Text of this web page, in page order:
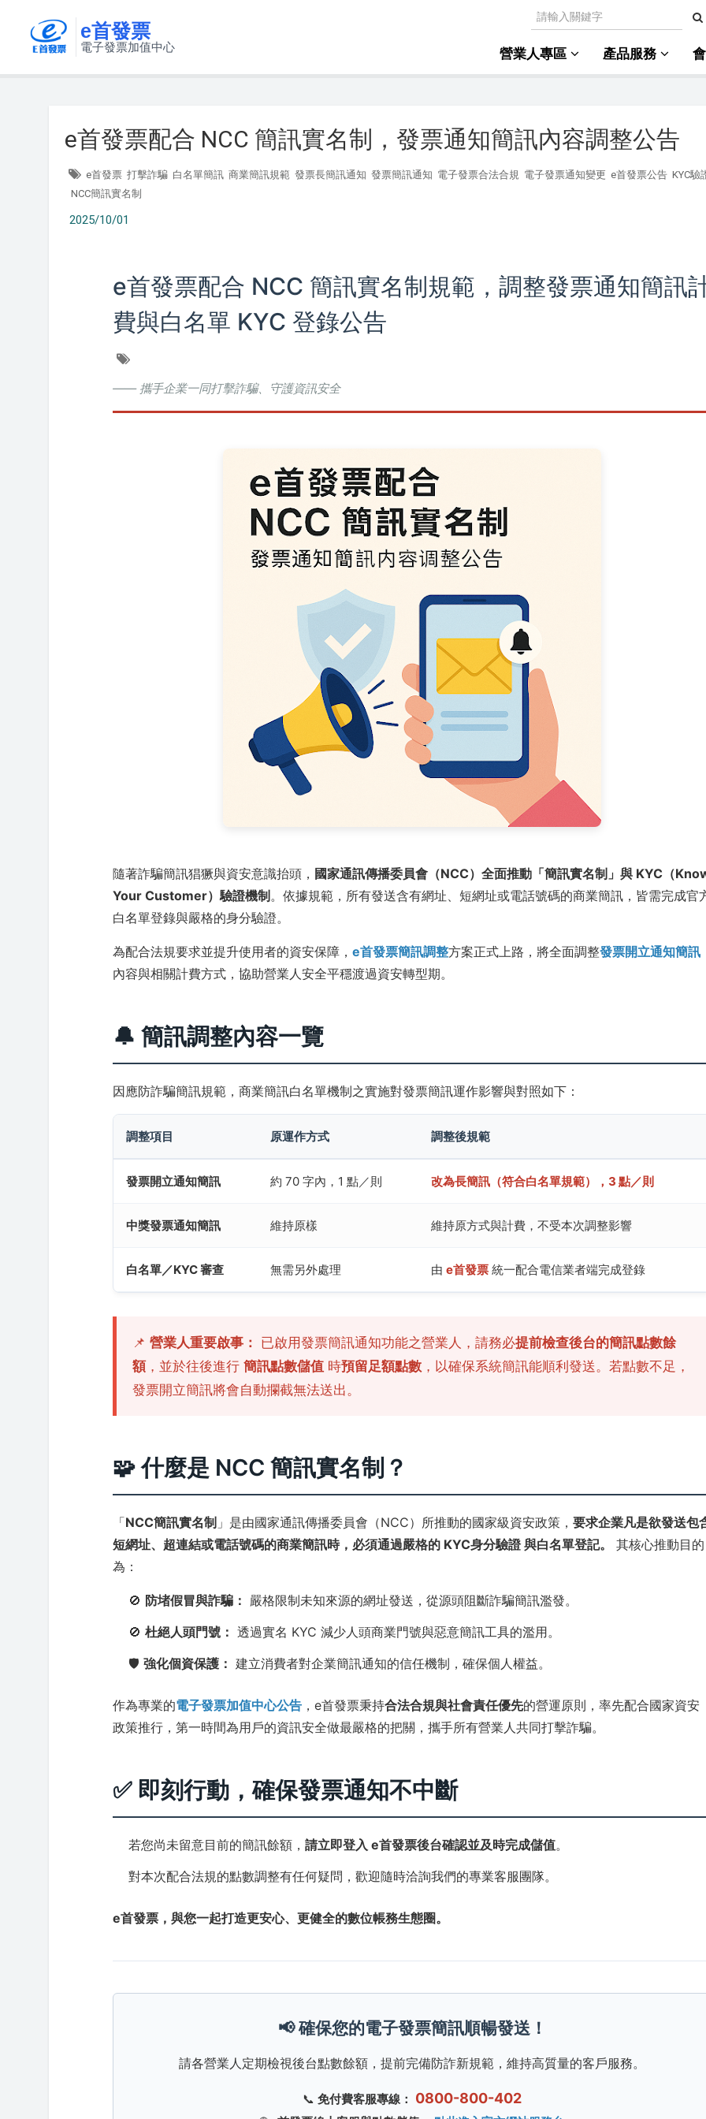
e首發票
電子發票加值中心 營業人專區 產品服務
e首發票配合 NCC 簡訊實名制，發票通知簡訊內容調整公告
e首發票 打擊詐騙 白名單簡訊 商業簡訊規範 發票長簡訊通知 發票簡訊通知 電子發票合法合規 電子發票通知變更 e首發票公告 KYC驗
NCC簡訊實名制
2025/10/01
e首發票配合 NCC 簡訊實名制規範，調整發票通知簡訊
費與白名單 KYC 登錄公告
—— 攜手企業一同打擊詐騙、守護資訊安全
隨著詐騙簡訊猖獗與資安意識抬頭， 國家通訊傳播委員會（NCC）全面推動「簡訊實名制」與 KYC（
Your Customer）驗證機制 。依據規範，所有發送含有網址、短網址或電話號碼的商業簡訊，皆需完成官
白名單登錄與嚴格的身分驗證。
為配合法規要求並提升使用者的資安保障，e首發票簡訊調整方案正式上路，將全面調整發票開立通知簡訊
內容與相關計費方式，協助營業人安全平穩渡過資安轉型期。
🔔 簡訊調整內容一覽
因應防詐騙簡訊規範，商業簡訊白名單機制之實施對發票簡訊運作影響與對照如下：
調整項目 原運作方式 調整後規範
發票開立通知簡訊 約 70 字內，1 點／則 改為長簡訊（符合白名單規範），3 點／則
中獎發票通知簡訊 維持原樣 維持原方式與計費，不受本次調整影響
白名單／KYC 審查 無需另外處理 由e首發票 統一配合電信業者端完成登錄
📌營業人重要啟事： 已啟用發票簡訊通知功能之營業人，請務必提前檢查後台的簡訊點數餘
額，並於往後進行簡訊點數儲值 時預留足額點數 ，以確保系統簡訊能順利發送。若點數不足，
發票開立簡訊將會自動攔截無法送出。
🧩 什麼是 NCC 簡訊實名制？
「NCC簡訊實名制 」是由國家通訊傳播委員會（NCC）所推動的國家級資安政策，要求企業凡是欲發送包
短網址、超連結或電話號碼的商業簡訊時，必須通過嚴格的 KYC身分驗證 與白名單登記。
其核心推動目的
為：
🚫 防堵假冒與詐騙： 嚴格限制未知來源的網址發送，從源頭阻斷詐騙簡訊濫發。
🚫杜絕人頭門號： 透過實名 KYC 減少人頭商業門號與惡意簡訊工具的濫用。
🛡️強化個資保護： 建立消費者對企業簡訊通知的信任機制，確保個人權益。
作為專業的電子發票加值中心公告 ，e首發票秉持合法合規與社會責任優先的營運原則，率先配合國家資安
政策推行，第一時間為用戶的資訊安全做最嚴格的把關，攜手所有營業人共同打擊詐騙。
✅ 即刻行動，確保發票通知不中斷
若您尚未留意目前的簡訊餘額，請立即登入 e首發票後台確認並及時完成儲值。
對本次配合法規的點數調整有任何疑問，歡迎隨時洽詢我們的專業客服團隊。
e首發票，與您一起打造更安心、更健全的數位帳務生態圈。
📢 確保您的電子發票簡訊順暢發送！
請各營業人定期檢視後台點數餘額，提前完備防詐新規範，維持高質量的客戶服務。
📞免付費客服專線： 0800-800-402